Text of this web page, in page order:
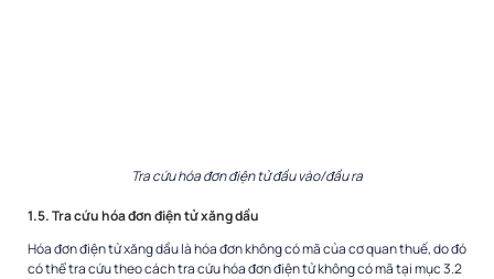
Tra cứu hóa đơn điện tử đầu vào/đầu ra
1.5. Tra cứu hóa đơn điện tử xăng dầu
Hóa đơn điện tử xăng dầu là hóa đơn không có mã của cơ quan thuế, do đó
có thể tra cứu theo cách tra cứu hóa đơn điện tử không có mã tại mục 3.2